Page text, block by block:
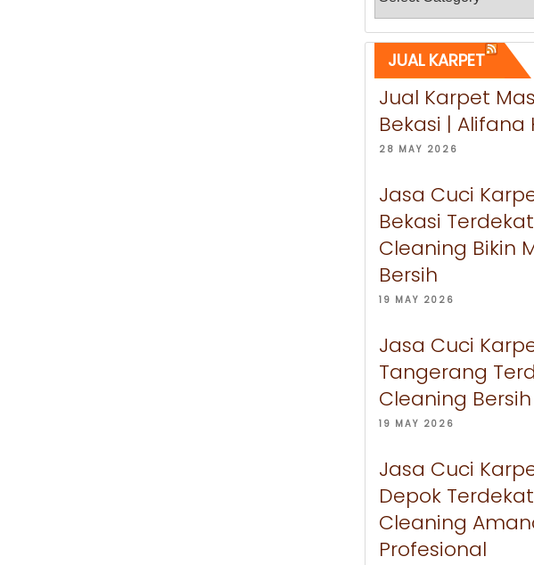
JUAL KARPET
Jual Karpet
Bekasi | Alifana
28 MAY 2026
Jasa Cuci
Bekasi
Cleaning Bikin
Bersih
19 MAY 2026
Jasa Cuci
Tangerang
Cleaning
19 MAY 2026
Jasa Cuci
Depok
Cleaning
Profesional